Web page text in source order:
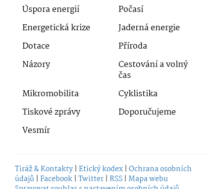
Úspora energií
Počasí
Energetická krize
Jaderná energie
Dotace
Příroda
Názory
Cestování a volný
čas
Mikromobilita
Cyklistika
Tiskové zprávy
Doporučujeme
Vesmír
Tiráž & Kontakty | Etický kodex | Ochrana osobních
údajů | Facebook | Twitter | RSS | Mapa webu